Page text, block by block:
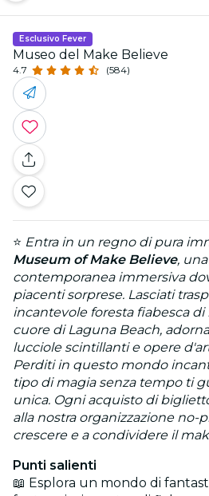
Esclusivo Fever
Museo del Make Believe
4.7 (584)
⭐ Entra in un regno di pura
Museum of Make Believe,
contemporanea immersiva
piacenti sorprese. Lasciati
incantevole foresta fiabesca
cuore di Laguna Beach,
lucciole scintillanti e opere
Perditi in questo mondo
tipo di magia senza tempo ti
unica. Ogni acquisto di
alla nostra organizzazione no-
crescere e a condividere il
Punti salienti
📖 Esplora un mondo di